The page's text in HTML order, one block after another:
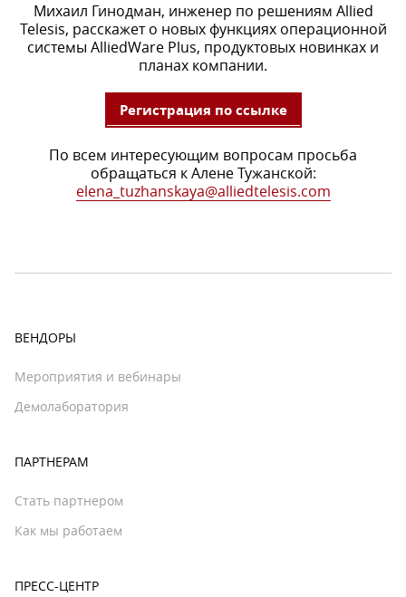
Михаил Гинодман, инженер по решениям Allied
Telesis, расскажет о новых функциях операционной
системы AlliedWare Plus, продуктовых новинках и
планах компании.
Регистрация по ссылке
По всем интересующим вопросам просьба
обращаться к Алене Тужанской:
elena_tuzhanskaya@alliedtelesis.com
ВЕНДОРЫ
Мероприятия и вебинары
Демолаборатория
ПАРТНЕРАМ
Стать партнером
Как мы работаем
ПРЕСС-ЦЕНТР